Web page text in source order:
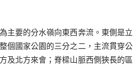
主要的分水嶺向東西奔流。東側是立
個國家公園的三分之二，主流貫穿公
及北方來會；脊樑山脈西側狹長的區